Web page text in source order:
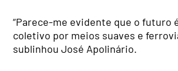
“Parece-me evidente que o futuro
coletivo por meios suaves e
sublinhou José Apolinário.